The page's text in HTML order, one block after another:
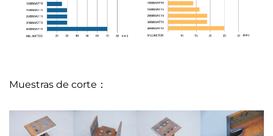
Muestras de corte：